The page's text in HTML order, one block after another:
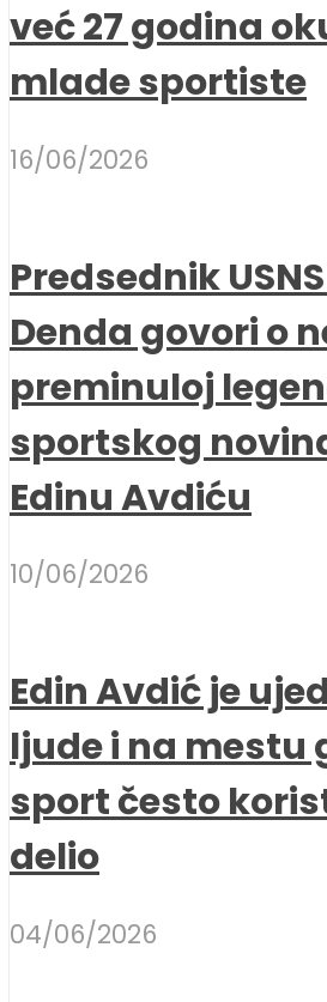
već 27 godina
mlade sportiste
16/06/2026
Predsednik
Denda govori o
preminuloj
sportskog
Edinu Avdiću
10/06/2026
Edin Avdić je
ljude i na mestu
sport često
delio
04/06/2026